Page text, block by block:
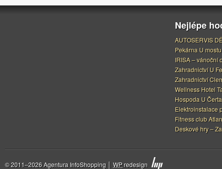
Nejlépe
AUTOSERVIS
Pekárna U mostu
IRISA – vánoční
Zahradnictví U
Zahradnictví
Wellness Hotel
Hospoda U
Elektroinstalace
Fitness club
Deskové hry –
© 2011–2026 Agentura InfoShopping │ WPredesign